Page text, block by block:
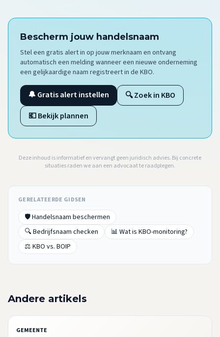
Bescherm jouw handelsnaam
Stel een gratis alert in op jouw merknaam en ontvang
automatisch een melding wanneer een nieuwe onderneming
een gelijkaardige naam registreert in de KBO.
🔔 Gratis alert instellen
🔍 Zoek in KBO
💶 Bekijk plannen
Deze inhoud is informatief en vervangt geen juridisch advies. Bij concrete
situaties raden we aan een advocaat te raadplegen.
GERELATEERDE GIDSEN
🛡️ Handelsnaam beschermen
🔍 Bedrijfsnaam checken
📊 Wat is KBO-monitoring?
⚖️ KBO vs. BOIP
Andere artikels
GEMEENTE